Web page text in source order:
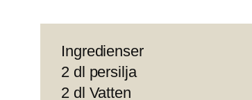
Ingredienser
2 dl persilja
2 dl Vatten